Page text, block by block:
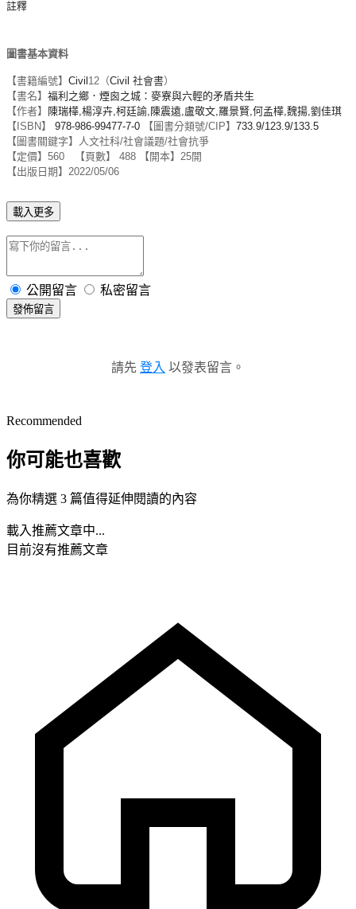
註釋
圖書基本資料
【書籍編號】 Civil 12（Civil 社會書）
【書名】 福利之鄉．煙囪之城：麥寮與六輕的矛盾共生
【作者】
陳瑞樺,楊淳卉,柯廷諭,陳震遠,盧敬文,羅景賢,何孟樺,魏揚,劉佳琪
【ISBN】
978-986-99477-7-0 【圖書分類號/CIP】 733.9/123.9/133.5
【圖書關鍵字】人文社科/社會議題/社會抗爭
【定價】560 【頁數】 488 【開本】25開
【出版日期】2022/05/06
載入更多
公開留言 私密留言
發佈留言
請先 登入 以發表留言。
Recommended
你可能也喜歡
為你精選 3 篇值得延伸閱讀的內容
載入推薦文章中...
目前沒有推薦文章